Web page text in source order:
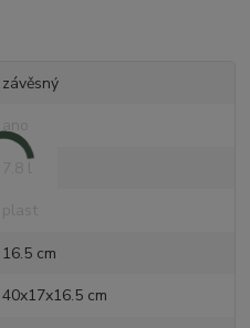
závěsný
ano
16.5 cm
40x17x16.5 cm